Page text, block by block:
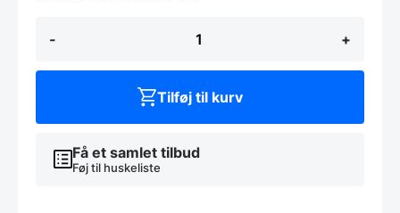
-
pizzaer,
med
antal
+
Få et samlet tilbud
Føj til huskeliste
Tilføj til kurv